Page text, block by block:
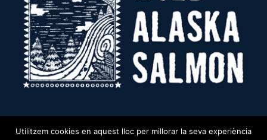
Utilitzem cookies en aquest lloc per millorar la seva experiència